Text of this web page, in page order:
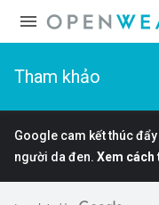
Tham khảo
Google cam kết thúc
người da đen. Xem cách